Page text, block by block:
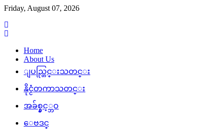
Skip
content
Friday, August 07, 2026
Home
About Us
ျပည္တြင္းသတင္း
နိုင္ငံတကာသတင္း
အခ်စ္နွင့္ဘဝ
ေဗဒင္